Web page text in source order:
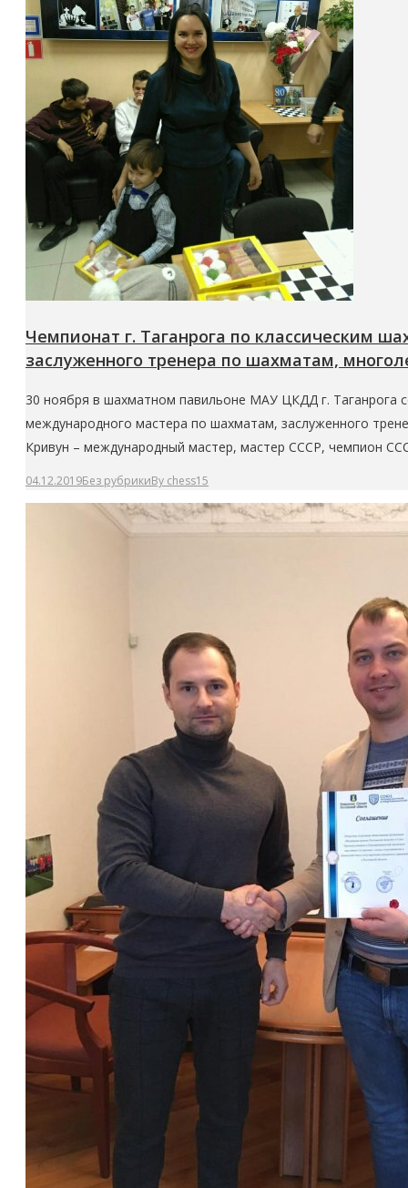
Чемпионат г. Таганрога по классическим
заслуженного тренера по шахматам,
30 ноября в шахматном павильоне МАУ ЦКДД г. Таганрога
международного мастера по шахматам, заслуженного
Кривун – международный мастер, мастер СССР, чемпион
04.12.2019Без рубрикиBy chess15